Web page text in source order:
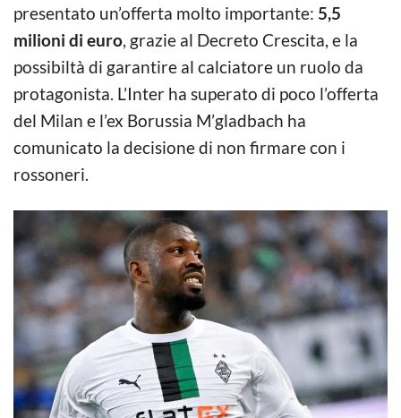
presentato un’offerta molto importante: 5,5
milioni di euro, grazie al Decreto Crescita, e la
possibiltà di garantire al calciatore un ruolo da
protagonista. L’Inter ha superato di poco l’offerta
del Milan e l’ex Borussia M’gladbach ha
comunicato la decisione di non firmare con i
rossoneri.